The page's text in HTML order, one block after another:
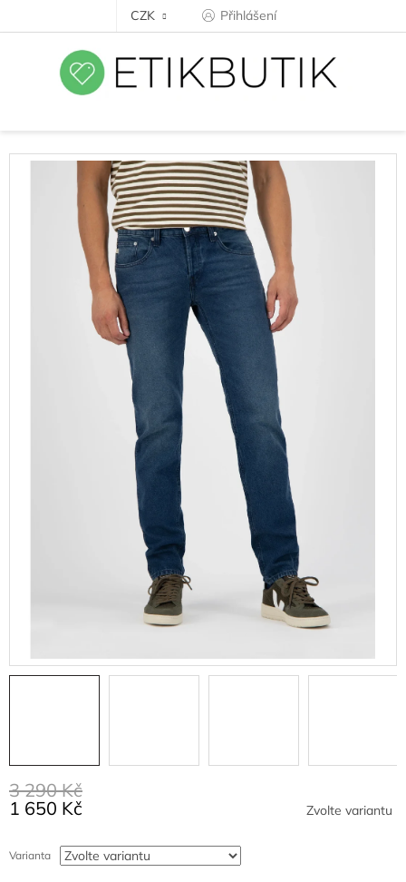
CZK Přihlášení
3 290 Kč
1 650 Kč
cena:
Zvolte variantu
Varianta